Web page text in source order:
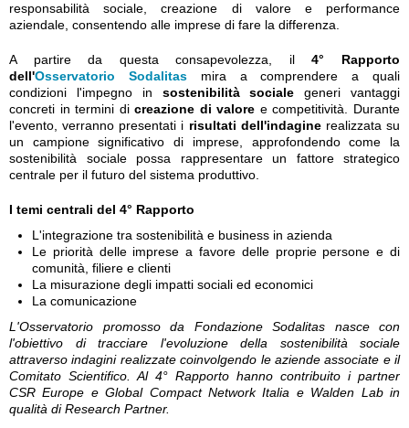
responsabilità sociale, creazione di valore e performance
aziendale, consentendo alle imprese di fare la differenza.
A partire da questa consapevolezza, il4° Rapporto
dell'Osservatorio Sodalitasmira a comprendere a quali
condizioni l'impegno in sostenibilità sociale generi vantaggi
concreti in termini dicreazione di valore e competitività. Durante
l'evento, verranno presentati i risultati dell'indaginerealizzata su
un campione significativo di imprese, approfondendo come la
sostenibilità sociale possa rappresentare un fattore strategico
centrale per il futuro del sistema produttivo.
I temi centrali del 4° Rapporto
L'integrazione tra sostenibilità e business in azienda
Le priorità delle imprese a favore delle proprie persone e di
comunità, filiere e clienti
La misurazione degli impatti sociali ed economici
La comunicazione
L'Osservatorio promosso da Fondazione Sodalitas nasce con
l'obiettivo di tracciare l'evoluzione della sostenibilità sociale
attraverso indagini realizzate coinvolgendo le aziende associate e il
Comitato Scientifico. Al 4° Rapporto hanno contribuito i partner
CSR Europe e Global Compact Network Italia e Walden Lab in
qualità di Research Partner.